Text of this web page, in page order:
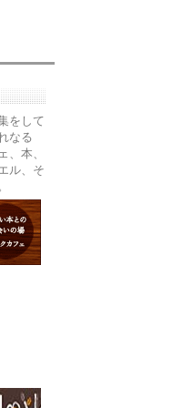
をして
なる
、本、
ル、そ